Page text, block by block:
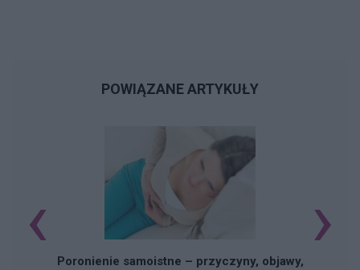
POWIĄZANE ARTYKUŁY
Poronienie samoistne – przyczyny, objawy,
‹ ›